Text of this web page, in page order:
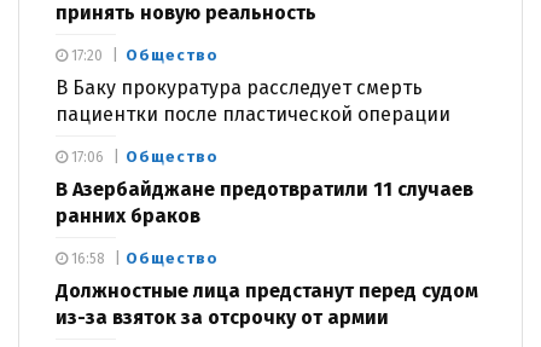
принять новую реальность
Общество
В Баку прокуратура расследует смерть
пациентки после пластической операции
17:20
Общество
В Азербайджане предотвратили 11 случаев
ранних браков
17:06
Общество
Должностные лица предстанут перед судом
из-за взяток за отсрочку от армии
16:58